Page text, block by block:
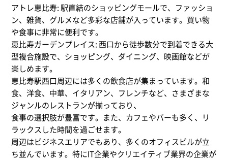
アトレ恵比寿: 駅直結のショッピングモールで、ファッショ
ン、雑貨、グルメなど多彩な店舗が入っています。買い物
や食事に非常に便利です。
恵比寿ガーデンプレイス: 西口から徒歩数分で到着できる大
型複合施設で、ショッピング、ダイニング、映画館などが
楽しめます。
恵比寿駅西口周辺には多くの飲食店が集まっています。和
食、洋食、中華、イタリアン、フレンチなど、さまざまな
ジャンルのレストランが揃っており、
食事の選択肢が豊富です。また、カフェやバーも多く、リ
ラックスした時間を過ごせます。
周辺はビジネスエリアでもあり、多くのオフィスビルが立
ち並んでいます。特にIT企業やクリエイティブ業界の企業が